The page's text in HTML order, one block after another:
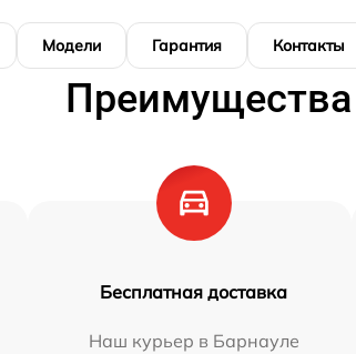
Модели Гарантия Контакты
Преимущества
Бесплатная доставка
Наш курьер в Барнауле